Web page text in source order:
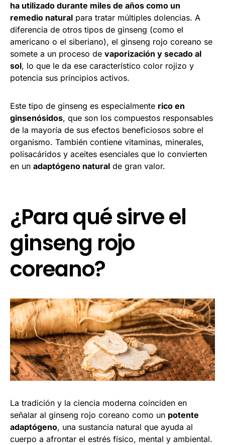
ha utilizado durante miles de años como un
remedio natural para tratar múltiples dolencias. A
diferencia de otros tipos de ginseng (como el
americano o el siberiano), el ginseng rojo coreano se
somete a un proceso de vaporización y secado al
sol, lo que le da ese característico color rojizo y
potencia sus principios activos.
Este tipo de ginseng es especialmente rico en
ginsenósidos, que son los compuestos responsables
de la mayoría de sus efectos beneficiosos sobre el
organismo. También contiene vitaminas, minerales,
polisacáridos y aceites esenciales que lo convierten
en un adaptógeno natural de gran valor.
¿Para qué sirve el
ginseng rojo
coreano?
La tradición y la ciencia moderna coinciden en
señalar al ginseng rojo coreano como un potente
adaptógeno, una sustancia natural que ayuda al
cuerpo a afrontar el estrés físico, mental y ambiental.